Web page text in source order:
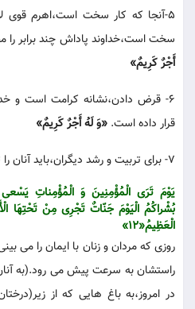
5-آنجا که کار سخت است،اهرم قوی
سخت است،خداوند پاداش چند برابر
أَجْرٌ کَرِیمٌ»
6- قرض دادن،نشانه کرامت است و
قرار داده است. «وَ لَهُ أَجْرٌ کَرِیمٌ»
7- برای تربیت و رشد دیگران،باید آنان را تکریم نمود.
یَوْمَ تَرَی الْمُؤْمِنِینَ وَ الْمُؤْمِناتِ
بُشْراکُمُ الْیَوْمَ جَنّاتٌ تَجْرِی مِنْ تَحْتِهَا
الْعَظِیمُ«12»
روزی که مردان و زنان با ایمان را می
راستشان به سرعت پیش می رود.(به
در امروز،به باغ هایی که از